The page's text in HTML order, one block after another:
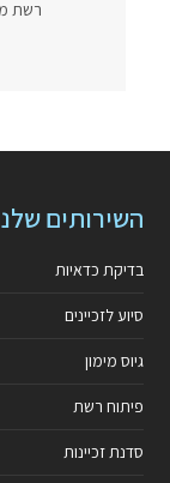
רשת
השירותים
בדיקת כדאיות
סיוע לזכיינים
גיוס מימון
פיתוח רשת
סדנת זכיינות